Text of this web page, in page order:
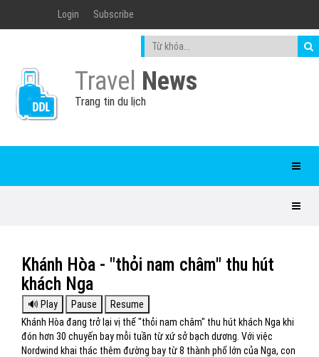
Login Subscribe
Travel News
Trang tin du lịch
Khánh Hòa - "thỏi nam châm" thu hút
khách Nga
Khánh Hòa đang trở lại vị thế "thỏi nam châm" thu hút khách Nga khi
đón hơn 30 chuyến bay mỗi tuần từ xứ sở bạch dương. Với việc
Nordwind khai thác thêm đường bay từ 8 thành phố lớn của Nga, con